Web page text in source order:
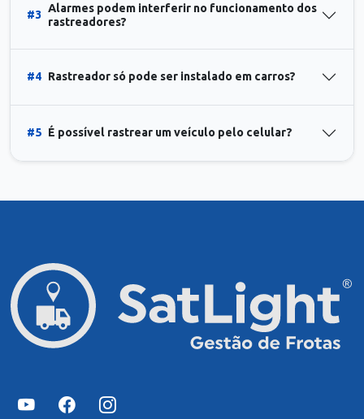
#3
Alarmes podem interferir no funcionamento dos
rastreadores?
#4 Rastreador só pode ser instalado em carros?
#5 É possível rastrear um veículo pelo celular?